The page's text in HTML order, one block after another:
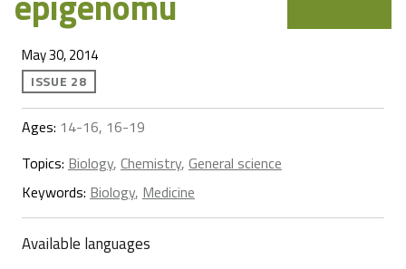
May 30, 2014
ISSUE 28
Ages: 14-16, 16-19
Topics: Biology, Chemistry, General science
Keywords: Biology, Medicine
Available languages